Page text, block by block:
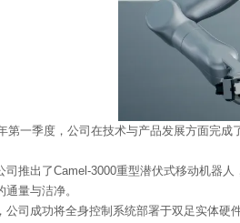
第一季度，公司在技术与产品发展方面完
司推出了Camel-3000重型潜伏式移动机器
量与洁净。
公司成功将全身控制系统部署于双足实体